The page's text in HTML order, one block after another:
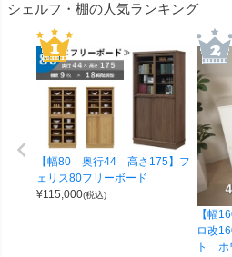
シェルフ・棚の人気ランキング
【幅80 奥行44 高さ175】フ
ェリス80フリーボード
¥115,000(税込)
【幅
ロ改
ト ホ